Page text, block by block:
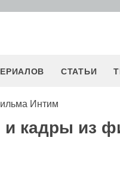
СТАТЬИ
Интим
кадры из